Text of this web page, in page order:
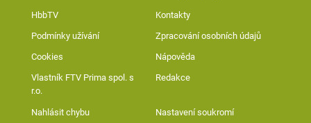
HbbTV Kontakty
Podmínky užívání Zpracování osobních údajů
Cookies Nápověda
Vlastník FTV Prima spol. s
r.o.
Redakce
Nahlásit chybu Nastavení soukromí